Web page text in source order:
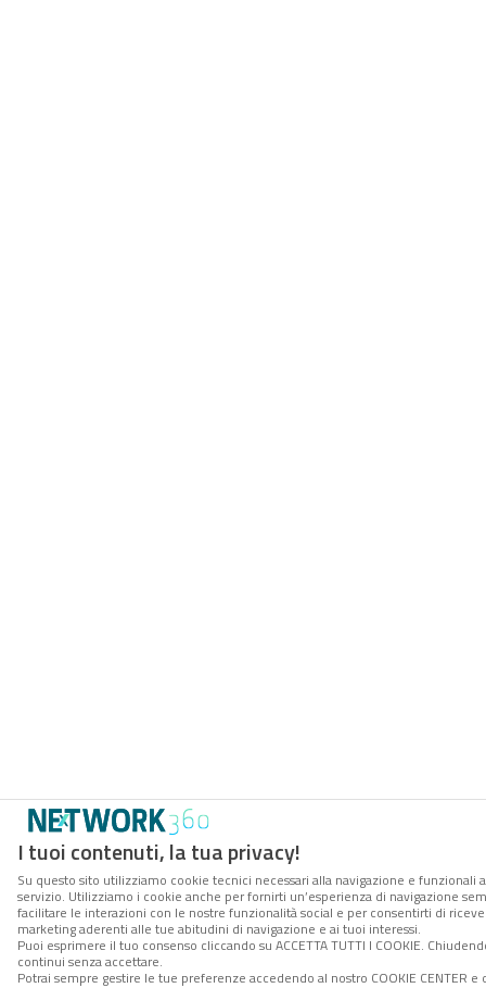
I tuoi contenuti, la tua privacy!
Su questo sito utilizziamo cookie tecnici necessari alla navigazione e funzionali
servizio. Utilizziamo i cookie anche per fornirti un’esperienza di navigazione
facilitare le interazioni con le nostre funzionalità social e per consentirti di
marketing aderenti alle tue abitudini di navigazione e ai tuoi interessi.
Puoi esprimere il tuo consenso cliccando su ACCETTA TUTTI I COOKIE.
continui senza accettare.
Potrai sempre gestire le tue preferenze accedendo al nostro COOKIE CENTER